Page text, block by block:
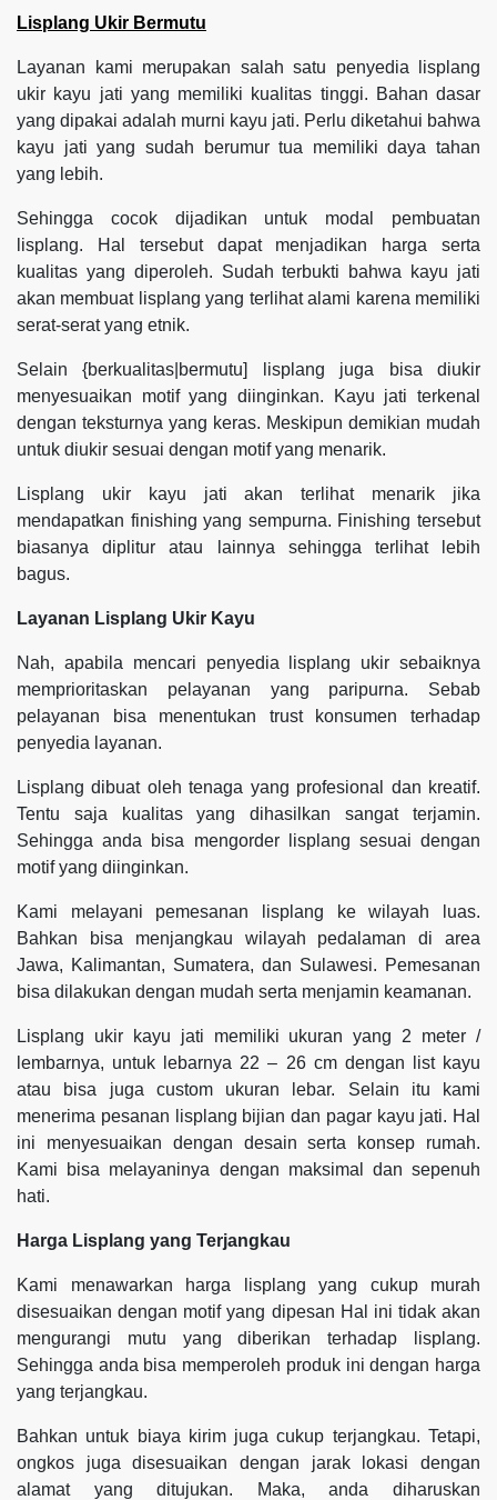
Lisplang Ukir Bermutu
Layanan kami merupakan salah satu penyedia lisplang
ukir kayu jati yang memiliki kualitas tinggi. Bahan dasar
yang dipakai adalah murni kayu jati. Perlu diketahui bahwa
kayu jati yang sudah berumur tua memiliki daya tahan
yang lebih.
Sehingga cocok dijadikan untuk modal pembuatan
lisplang. Hal tersebut dapat menjadikan harga serta
kualitas yang diperoleh. Sudah terbukti bahwa kayu jati
akan membuat lisplang yang terlihat alami karena memiliki
serat-serat yang etnik.
Selain {berkualitas|bermutu] lisplang juga bisa diukir
menyesuaikan motif yang diinginkan. Kayu jati terkenal
dengan teksturnya yang keras. Meskipun demikian mudah
untuk diukir sesuai dengan motif yang menarik.
Lisplang ukir kayu jati akan terlihat menarik jika
mendapatkan finishing yang sempurna. Finishing tersebut
biasanya diplitur atau lainnya sehingga terlihat lebih
bagus.
Layanan Lisplang Ukir Kayu
Nah, apabila mencari penyedia lisplang ukir sebaiknya
memprioritaskan pelayanan yang paripurna. Sebab
pelayanan bisa menentukan trust konsumen terhadap
penyedia layanan.
Lisplang dibuat oleh tenaga yang profesional dan kreatif.
Tentu saja kualitas yang dihasilkan sangat terjamin.
Sehingga anda bisa mengorder lisplang sesuai dengan
motif yang diinginkan.
Kami melayani pemesanan lisplang ke wilayah luas.
Bahkan bisa menjangkau wilayah pedalaman di area
Jawa, Kalimantan, Sumatera, dan Sulawesi. Pemesanan
bisa dilakukan dengan mudah serta menjamin keamanan.
Lisplang ukir kayu jati memiliki ukuran yang 2 meter /
lembarnya, untuk lebarnya 22 – 26 cm dengan list kayu
atau bisa juga custom ukuran lebar. Selain itu kami
menerima pesanan lisplang bijian dan pagar kayu jati. Hal
ini menyesuaikan dengan desain serta konsep rumah.
Kami bisa melayaninya dengan maksimal dan sepenuh
hati.
Harga Lisplang yang Terjangkau
Kami menawarkan harga lisplang yang cukup murah
disesuaikan dengan motif yang dipesan Hal ini tidak akan
mengurangi mutu yang diberikan terhadap lisplang.
Sehingga anda bisa memperoleh produk ini dengan harga
yang terjangkau.
Bahkan untuk biaya kirim juga cukup terjangkau. Tetapi,
ongkos juga disesuaikan dengan jarak lokasi dengan
alamat yang ditujukan. Maka, anda diharuskan